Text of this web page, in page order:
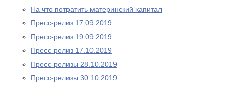
На что потратить материнский капитал
Пресс-релиз 17.09.2019
Пресс-релиз 19.09.2019
Пресс-релиз 17.10.2019
Пресс-релизы 28.10.2019
Пресс-релизы 30.10.2019